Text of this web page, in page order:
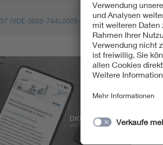
(VDE 0682-744):2005-12 EN
Mit